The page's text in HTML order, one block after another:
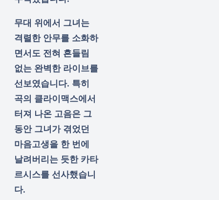
무대 위에서 그녀는
격렬한 안무를 소화하
면서도 전혀 흔들림
없는 완벽한 라이브를
선보였습니다. 특히
곡의 클라이맥스에서
터져 나온 고음은 그
동안 그녀가 겪었던
마음고생을 한 번에
날려버리는 듯한 카타
르시스를 선사했습니
다.